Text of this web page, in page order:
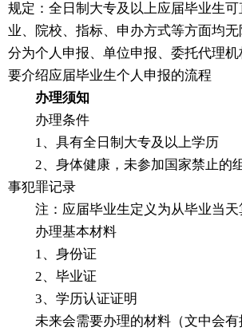
规定：全日制大专及以上应届毕业生
业、院校、指标、申办方式等方面均
分为个人申报、单位申报、委托代理
要介绍应届毕业生个人申报的流程
办理须知
办理条件
1、具有全日制大专及以上学历
2、身体健康，未参加国家禁止的
事犯罪记录
注：应届毕业生定义为从毕业当天
办理基本材料
1、身份证
2、毕业证
3、学历认证证明
未来会需要办理的材料（文中会有